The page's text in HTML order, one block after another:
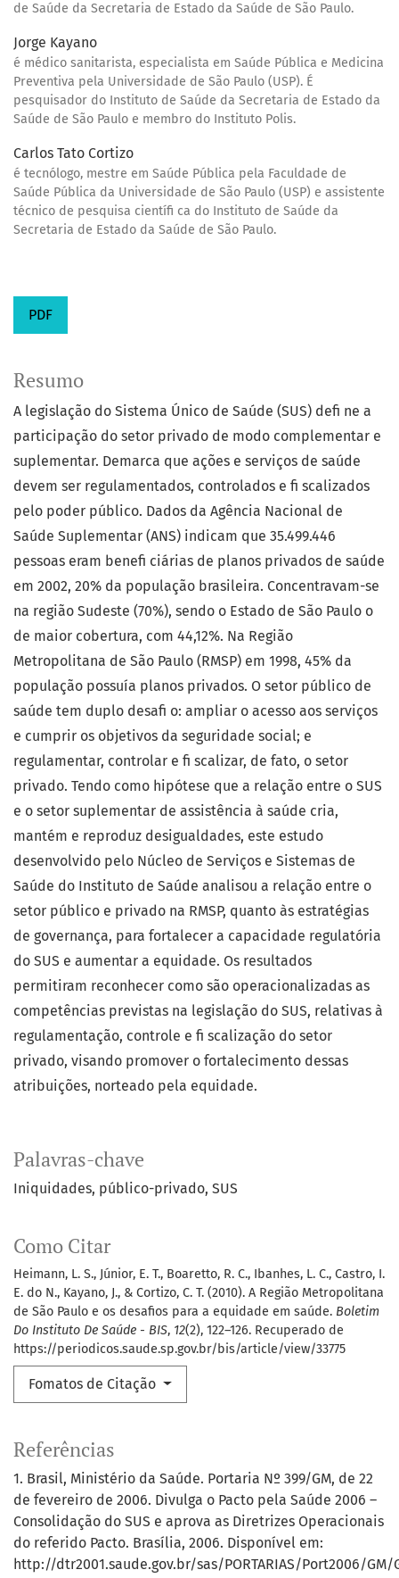
de Saúde da Secretaria de Estado da Saúde de São Paulo.
Jorge Kayano
é médico sanitarista, especialista em Saúde Pública e Medicina
Preventiva pela Universidade de São Paulo (USP). É
pesquisador do Instituto de Saúde da Secretaria de Estado da
Saúde de São Paulo e membro do Instituto Polis.
Carlos Tato Cortizo
é tecnólogo, mestre em Saúde Pública pela Faculdade de
Saúde Pública da Universidade de São Paulo (USP) e assistente
técnico de pesquisa científi ca do Instituto de Saúde da
Secretaria de Estado da Saúde de São Paulo.
PDF
Palavras-chave
Iniquidades público-privado SUS
Como Citar
Heimann, L. S., Júnior, E. T., Boaretto, R. C., Ibanhes, L. C., Castro, I.
E. do N., Kayano, J., & Cortizo, C. T. (2010). A Região Metropolitana
de São Paulo e os desafios para a equidade em saúde. Boletim
Do Instituto De Saúde - BIS, 12(2), 122–126. Recuperado de
https://periodicos.saude.sp.gov.br/bis/article/view/33775
Fomatos de Citação
Resumo
A legislação do Sistema Único de Saúde (SUS) defi ne a
participação do setor privado de modo complementar e
suplementar. Demarca que ações e serviços de saúde
devem ser regulamentados, controlados e fi scalizados
pelo poder público. Dados da Agência Nacional de
Saúde Suplementar (ANS) indicam que 35.499.446
pessoas eram benefi ciárias de planos privados de saúde
em 2002, 20% da população brasileira. Concentravam-se
na região Sudeste (70%), sendo o Estado de São Paulo o
de maior cobertura, com 44,12%. Na Região
Metropolitana de São Paulo (RMSP) em 1998, 45% da
população possuía planos privados. O setor público de
saúde tem duplo desafi o: ampliar o acesso aos serviços
e cumprir os objetivos da seguridade social; e
regulamentar, controlar e fi scalizar, de fato, o setor
privado. Tendo como hipótese que a relação entre o SUS
e o setor suplementar de assistência à saúde cria,
mantém e reproduz desigualdades, este estudo
desenvolvido pelo Núcleo de Serviços e Sistemas de
Saúde do Instituto de Saúde analisou a relação entre o
setor público e privado na RMSP, quanto às estratégias
de governança, para fortalecer a capacidade regulatória
do SUS e aumentar a equidade. Os resultados
permitiram reconhecer como são operacionalizadas as
competências previstas na legislação do SUS, relativas à
regulamentação, controle e fi scalização do setor
privado, visando promover o fortalecimento dessas
atribuições, norteado pela equidade.
Referências
1. Brasil, Ministério da Saúde. Portaria Nº 399/GM, de 22
de fevereiro de 2006. Divulga o Pacto pela Saúde 2006 –
Consolidação do SUS e aprova as Diretrizes Operacionais
do referido Pacto. Brasília, 2006. Disponível em:
http://dtr2001.saude.gov.br/sas/PORTARIAS/Port2006/GM/